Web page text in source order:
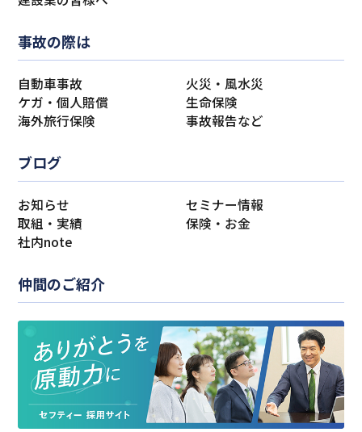
事故の際は
自動車事故
火災・風水災
ケガ・個人賠償
生命保険
海外旅行保険
事故報告など
ブログ
お知らせ
セミナー情報
取組・実績
保険・お金
社内note
仲間のご紹介